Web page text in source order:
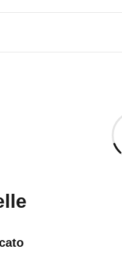
informieren.